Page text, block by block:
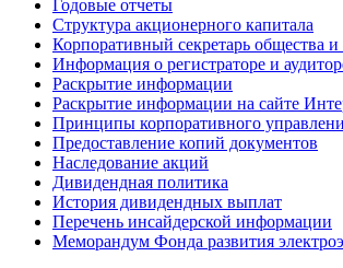
Годовые отчеты
Структура акционерного капитала
Корпоративный секретарь общества и
Информация о регистраторе и
Раскрытие информации
Раскрытие информации на сайте
Принципы корпоративного
Предоставление копий документов
Наследование акций
Дивидендная политика
История дивидендных выплат
Перечень инсайдерской информации
Меморандум Фонда развития